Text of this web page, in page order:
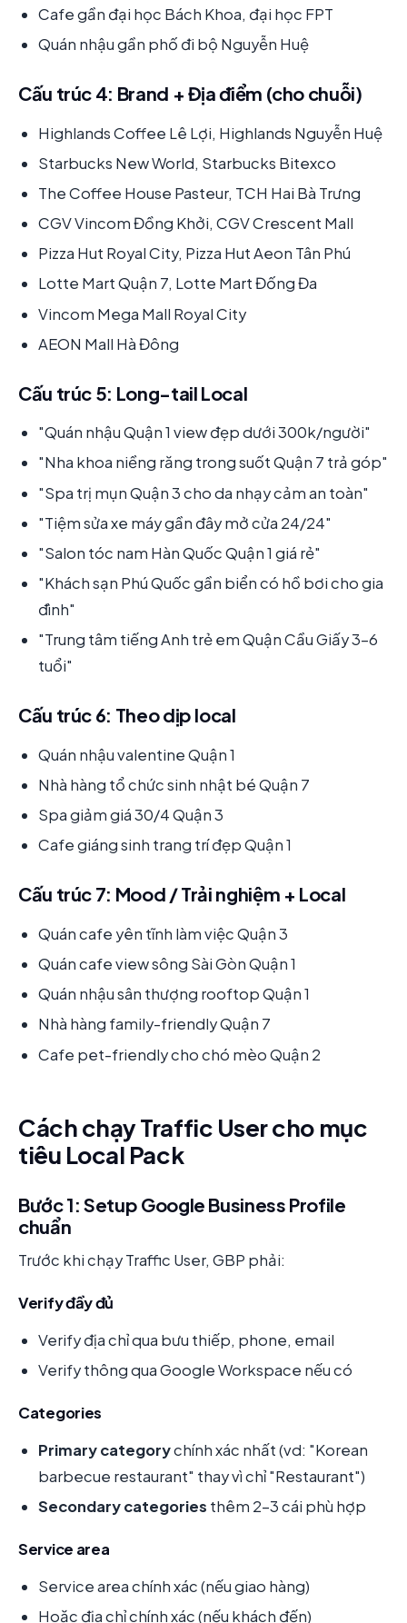
Cafe gần đại học Bách Khoa, đại học FPT
Quán nhậu gần phố đi bộ Nguyễn Huệ
Cấu trúc 4: Brand + Địa điểm (cho chuỗi)
Highlands Coffee Lê Lợi, Highlands Nguyễn Huệ
Starbucks New World, Starbucks Bitexco
The Coffee House Pasteur, TCH Hai Bà Trưng
CGV Vincom Đồng Khởi, CGV Crescent Mall
Pizza Hut Royal City, Pizza Hut Aeon Tân Phú
Lotte Mart Quận 7, Lotte Mart Đống Đa
Vincom Mega Mall Royal City
AEON Mall Hà Đông
Cấu trúc 5: Long-tail Local
"Quán nhậu Quận 1 view đẹp dưới 300k/người"
"Nha khoa niềng răng trong suốt Quận 7 trả góp"
"Spa trị mụn Quận 3 cho da nhạy cảm an toàn"
"Tiệm sửa xe máy gần đây mở cửa 24/24"
"Salon tóc nam Hàn Quốc Quận 1 giá rẻ"
"Khách sạn Phú Quốc gần biển có hồ bơi cho gia
đình"
"Trung tâm tiếng Anh trẻ em Quận Cầu Giấy 3-6
tuổi"
Cấu trúc 6: Theo dịp local
Quán nhậu valentine Quận 1
Nhà hàng tổ chức sinh nhật bé Quận 7
Spa giảm giá 30/4 Quận 3
Cafe giáng sinh trang trí đẹp Quận 1
Cấu trúc 7: Mood / Trải nghiệm + Local
Quán cafe yên tĩnh làm việc Quận 3
Quán cafe view sông Sài Gòn Quận 1
Quán nhậu sân thượng rooftop Quận 1
Nhà hàng family-friendly Quận 7
Cafe pet-friendly cho chó mèo Quận 2
Cách chạy Traffic User cho mục
tiêu Local Pack
Bước 1: Setup Google Business Profile
chuẩn
Trước khi chạy Traffic User, GBP phải:
Verify đầy đủ
Verify địa chỉ qua bưu thiếp, phone, email
Verify thông qua Google Workspace nếu có
Categories
Primary categorychính xác nhất (vd: "Korean
barbecue restaurant" thay vì chỉ "Restaurant")
Secondary categories thêm 2-3 cái phù hợp
Service area
Service area chính xác (nếu giao hàng)
Hoặc địa chỉ chính xác (nếu khách đến)